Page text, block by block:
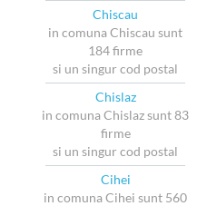
Chiscau
in comuna Chiscau sunt
184 firme
si un singur cod postal
Chislaz
in comuna Chislaz sunt 83
firme
si un singur cod postal
Cihei
in comuna Cihei sunt 560